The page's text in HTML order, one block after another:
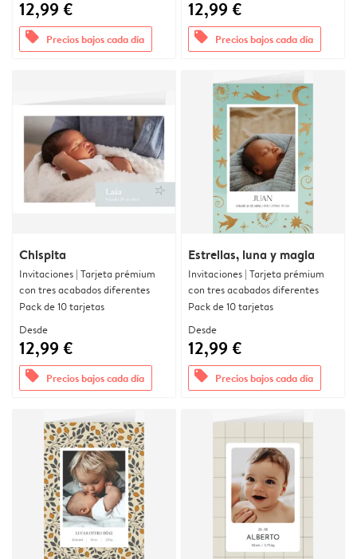
12,99 €
offers Precios bajos cada día
12,99 €
offers Precios bajos cada día
Chispita
Invitaciones | Tarjeta prémium
con tres acabados diferentes
Pack de 10 tarjetas
Desde
12,99 €
offers Precios bajos cada día
Estrellas, luna y magia
Invitaciones | Tarjeta prémium
con tres acabados diferentes
Pack de 10 tarjetas
Desde
12,99 €
offers Precios bajos cada día